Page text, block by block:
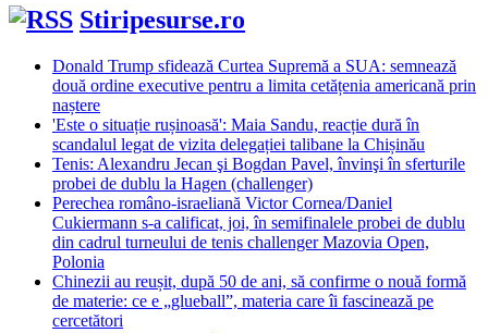
Stiripesurse.ro
Donald Trump sfidează Curtea Supremă a SUA: semnează
două ordine executive pentru a limita cetățenia americană prin
naștere
'Este o situație rușinoasă': Maia Sandu, reacție dură în
scandalul legat de vizita delegației talibane la Chișinău
Tenis: Alexandru Jecan şi Bogdan Pavel, învinşi în sferturile
probei de dublu la Hagen (challenger)
Perechea româno-israeliană Victor Cornea/Daniel
Cukiermann s-a calificat, joi, în semifinalele probei de dublu
din cadrul turneului de tenis challenger Mazovia Open,
Polonia
Chinezii au reușit, după 50 de ani, să confirme o nouă formă
de materie: ce e „glueball”, materia care îi fascinează pe
cercetători